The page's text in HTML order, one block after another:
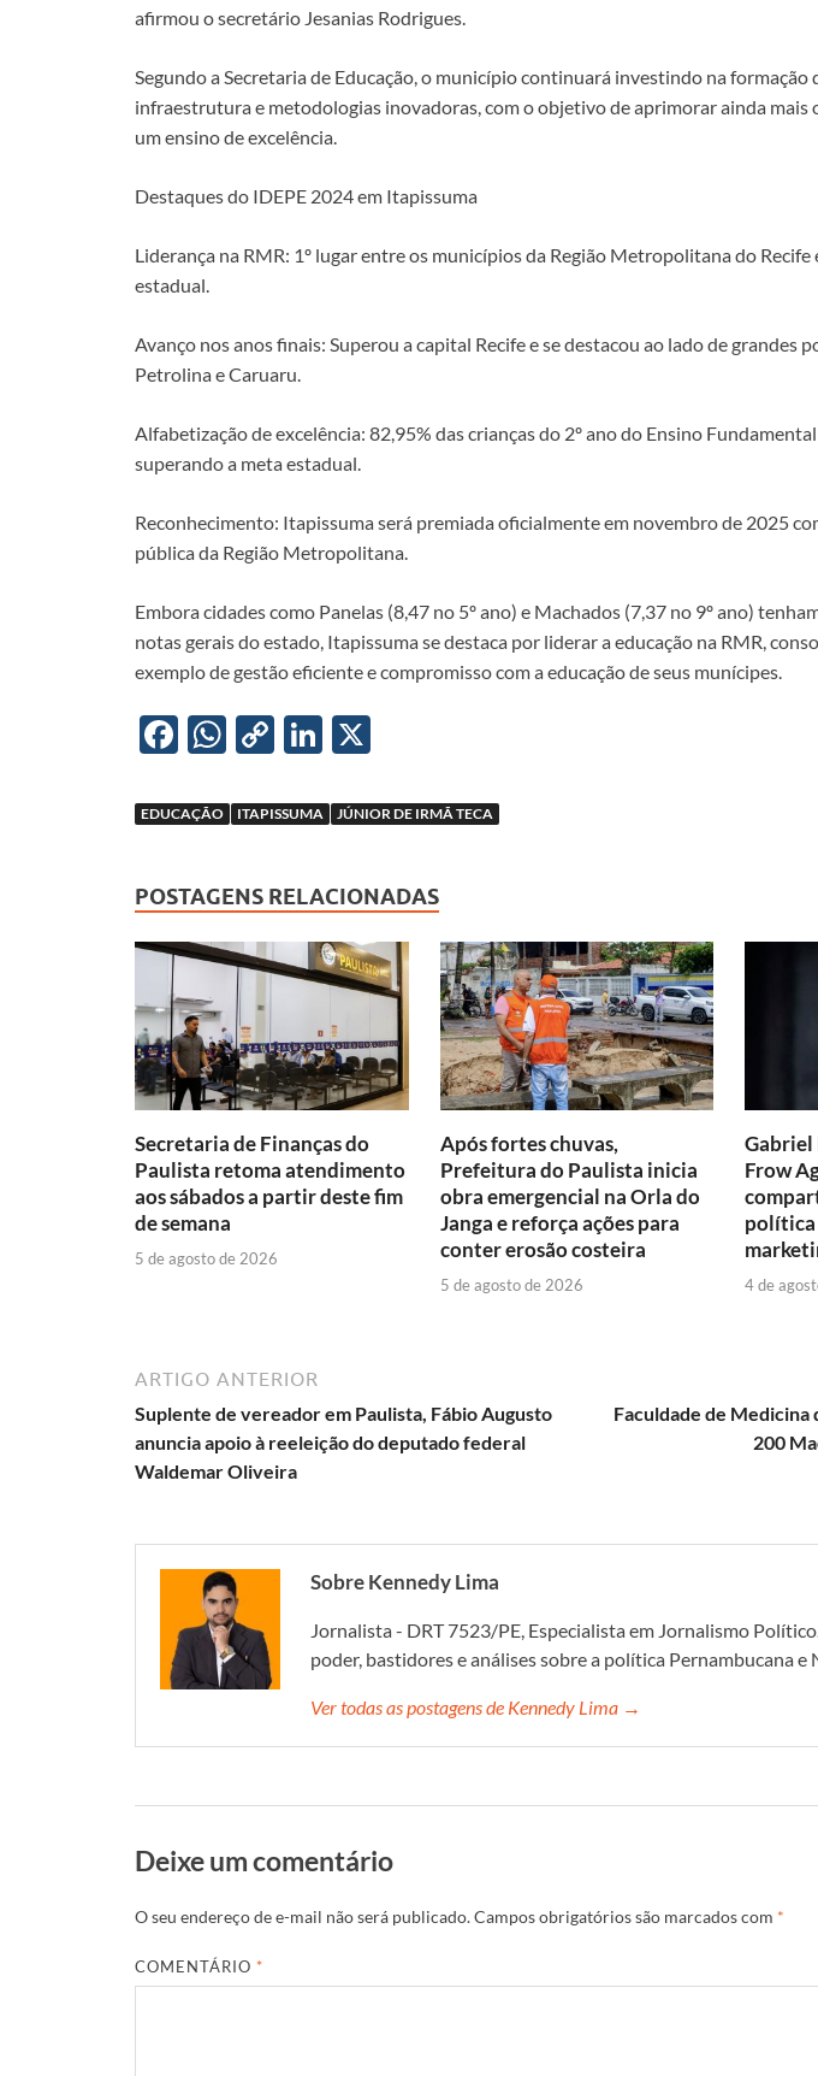
afirmou o secretário Jesanias Rodrigues.
Segundo a Secretaria de Educação, o município continuará investindo na formação
infraestrutura e metodologias inovadoras, com o objetivo de aprimorar ainda mais
um ensino de excelência.
Destaques do IDEPE 2024 em Itapissuma
Liderança na RMR: 1º lugar entre os municípios da Região Metropolitana do Recife
estadual.
Avanço nos anos finais: Superou a capital Recife e se destacou ao lado de grandes
Petrolina e Caruaru.
Alfabetização de excelência: 82,95% das crianças do 2º ano do Ensino
superando a meta estadual.
Reconhecimento: Itapissuma será premiada oficialmente em novembro de 2025
pública da Região Metropolitana.
Embora cidades como Panelas (8,47 no 5º ano) e Machados (7,37 no 9º ano)
notas gerais do estado, Itapissuma se destaca por liderar a educação na RMR,
exemplo de gestão eficiente e compromisso com a educação de seus munícipes.
F
e
o
o
k
W
at
A
p
p
C
p
Li
n
k
Li
k
dI
n
EDUCAÇÃO ITAPISSUMA JÚNIOR DE IRMÃ TECA
POSTAGENS RELACIONADAS
Secretaria de Finanças do
Paulista retoma atendimento
aos sábados a partir deste fim
de semana
5 de agosto de 2026
Após fortes chuvas,
Prefeitura do Paulista inicia
obra emergencial na Orla do
Janga e reforça ações para
conter erosão costeira
5 de agosto de 2026
Gabriel
Frow
4 de
ARTIGO ANTERIOR
Suplente de vereador em Paulista, Fábio Augusto
anuncia apoio à reeleição do deputado federal
Waldemar Oliveira
Faculdade de
200
Sobre Kennedy Lima
Jornalista - DRT 7523/PE, Especialista em Jornalismo
poder, bastidores e análises sobre a política Pernambucana e
Ver todas as postagens de Kennedy Lima →
Deixe um comentário
O seu endereço de e-mail não será publicado.Campos obrigatórios são marcados com *
COMENTÁRIO*